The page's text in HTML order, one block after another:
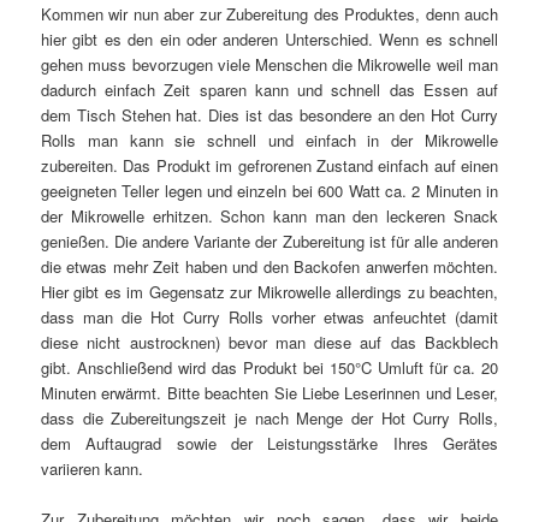
Kommen wir nun aber zur Zubereitung des Produktes, denn auch
hier gibt es den ein oder anderen Unterschied. Wenn es schnell
gehen muss bevorzugen viele Menschen die Mikrowelle weil man
dadurch einfach Zeit sparen kann und schnell das Essen auf
dem Tisch Stehen hat. Dies ist das besondere an den Hot Curry
Rolls man kann sie schnell und einfach in der Mikrowelle
zubereiten. Das Produkt im gefrorenen Zustand einfach auf einen
geeigneten Teller legen und einzeln bei 600 Watt ca. 2 Minuten in
der Mikrowelle erhitzen. Schon kann man den leckeren Snack
genießen. Die andere Variante der Zubereitung ist für alle anderen
die etwas mehr Zeit haben und den Backofen anwerfen möchten.
Hier gibt es im Gegensatz zur Mikrowelle allerdings zu beachten,
dass man die Hot Curry Rolls vorher etwas anfeuchtet (damit
diese nicht austrocknen) bevor man diese auf das Backblech
gibt. Anschließend wird das Produkt bei 150°C Umluft für ca. 20
Minuten erwärmt. Bitte beachten Sie Liebe Leserinnen und Leser,
dass die Zubereitungszeit je nach Menge der Hot Curry Rolls,
dem Auftaugrad sowie der Leistungsstärke Ihres Gerätes
variieren kann.